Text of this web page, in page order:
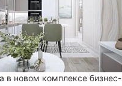
в новом комплексе бизнес-